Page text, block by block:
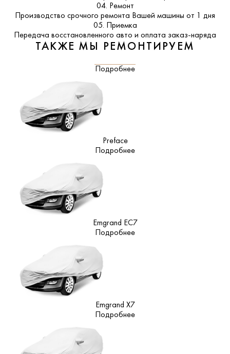
04. Ремонт
Производство срочного ремонта Вашей машины от 1 дня
05. Приемка
Передача восстановленного авто и оплата заказ-наряда
ТАКЖЕ МЫ РЕМОНТИРУЕМ
Подробнее
Preface
Подробнее
Emgrand EC7
Подробнее
Emgrand X7
Подробнее